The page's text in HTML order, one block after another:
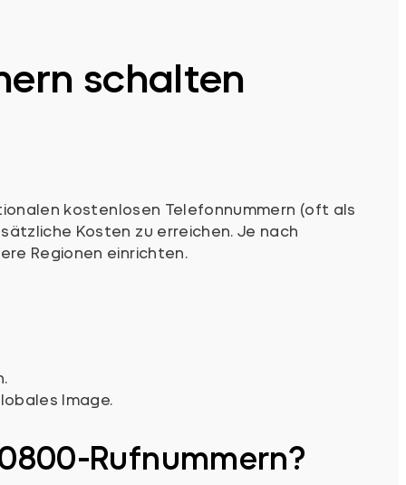
schalten
kostenlosen Telefonnummern (oft als
Kosten zu erreichen. Je nach
Regionen einrichten.
Image.
Rufnummern?